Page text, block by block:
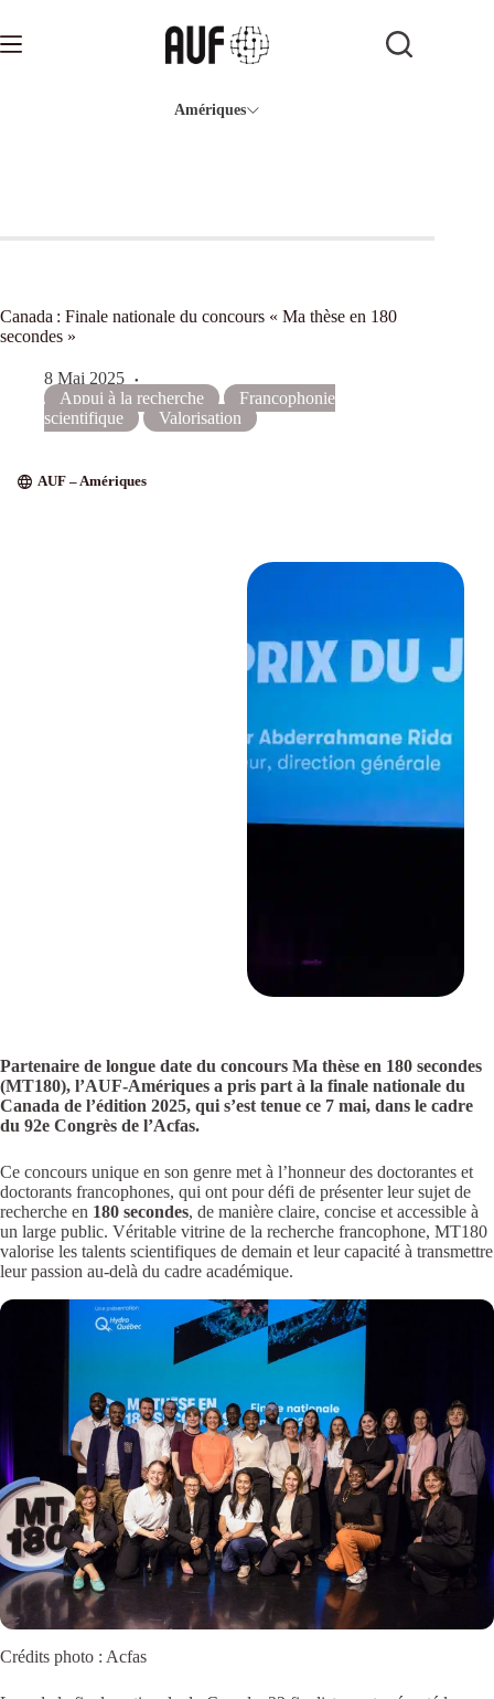
contenu
Amériques
Canada : Finale nationale du concours « Ma thèse en 180
secondes »
8 Mai 2025
Appui à la recherche
Francophonie
scientifique
Valorisation
AUF – Amériques
Partenaire de longue date du concours Ma thèse en 180 secondes
(MT180), l’AUF-Amériques a pris part à la finale nationale du
Canada de l’édition 2025, qui s’est tenue ce 7 mai, dans le cadre
du 92e Congrès de l’Acfas.
Ce concours unique en son genre met à l’honneur des doctorantes et
doctorants francophones, qui ont pour défi de présenter leur sujet de
recherche en 180 secondes, de manière claire, concise et accessible à
un large public. Véritable vitrine de la recherche francophone, MT180
valorise les talents scientifiques de demain et leur capacité à transmettre
leur passion au-delà du cadre académique.
Crédits photo : Acfas